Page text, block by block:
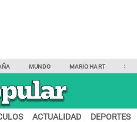
MUNDO MARIO HART
ACTUALIDAD DEPORTES